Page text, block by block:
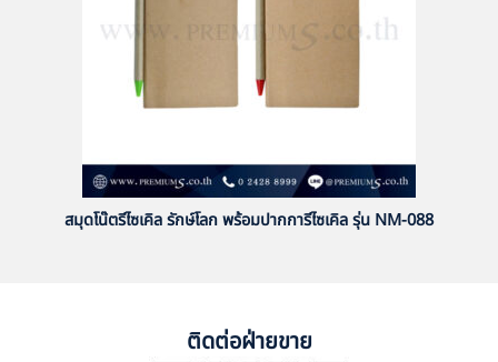
สมุดโน๊ตรีไซเคิล รักษ์โลก พร้อมปากการีไซเคิล รุ่น NM-088
ติดต่อฝ่ายขาย